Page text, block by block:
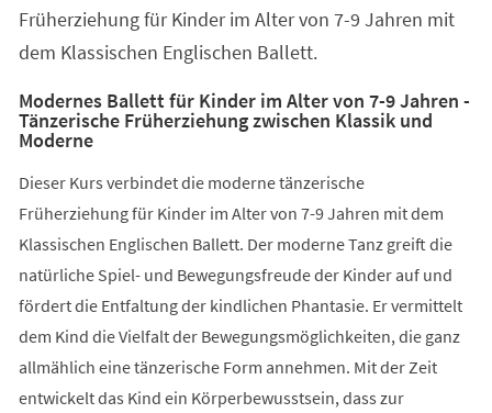
Früherziehung für Kinder im Alter von 7-9 Jahren mit
dem Klassischen Englischen Ballett.
Modernes Ballett für Kinder im Alter von 7-9 Jahren -
Tänzerische Früherziehung zwischen Klassik und
Moderne
Dieser Kurs verbindet die moderne tänzerische
Früherziehung für Kinder im Alter von 7-9 Jahren mit dem
Klassischen Englischen Ballett. Der moderne Tanz greift die
natürliche Spiel- und Bewegungsfreude der Kinder auf und
fördert die Entfaltung der kindlichen Phantasie. Er vermittelt
dem Kind die Vielfalt der Bewegungsmöglichkeiten, die ganz
allmählich eine tänzerische Form annehmen. Mit der Zeit
entwickelt das Kind ein Körperbewusstsein, dass zur